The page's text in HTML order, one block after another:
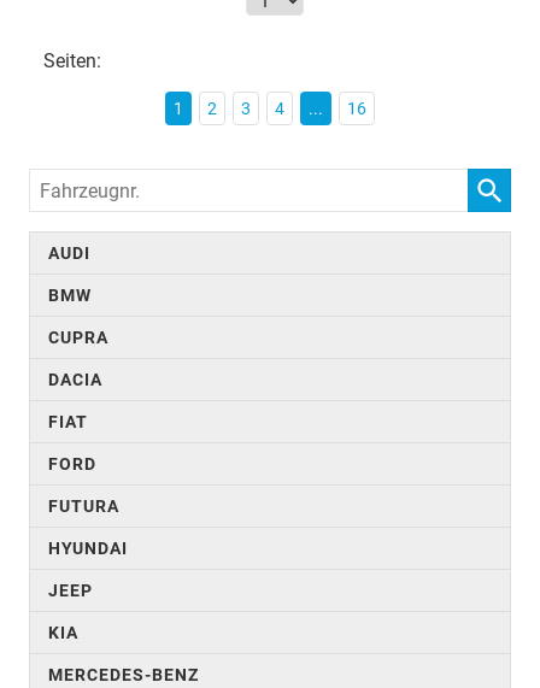
Seiten:
1 2 3 4 ... 16
Fahrzeugnr.
AUDI
BMW
CUPRA
DACIA
FIAT
FORD
FUTURA
HYUNDAI
JEEP
KIA
MERCEDES-BENZ